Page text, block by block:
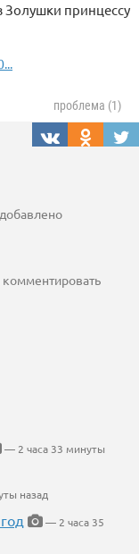
Золушки принцессу
проблема (1)
комментировать
— 2 часа 33 минуты
назад
— 2 часа 35